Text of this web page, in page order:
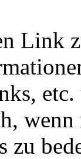
Link
etc.
zu